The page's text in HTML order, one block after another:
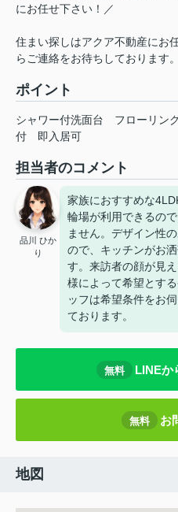
にお任せ下さい！／
住まい探しはアクア不動産にお
らご連絡をお待ちしております。
ポイント
シャワー付洗面台 フローリン
付
即入居可
担当者のコメント
品川 ひか
り
家族におすすめな
輪場が利用できるの
ません。デザイン性
ので、キッチンがお
す。来訪者の顔が見
様によって希望とす
ッフは希望条件をお
ております。
無料 LINEか
無料 お
地図